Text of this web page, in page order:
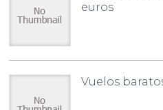
euros
Vuelos